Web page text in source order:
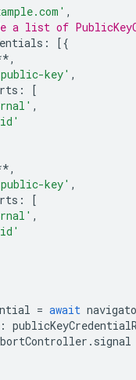
,
a list of
:
[{
,
key' ,
:
[
,
,
key' ,
:
[
,
= await
:
. signal